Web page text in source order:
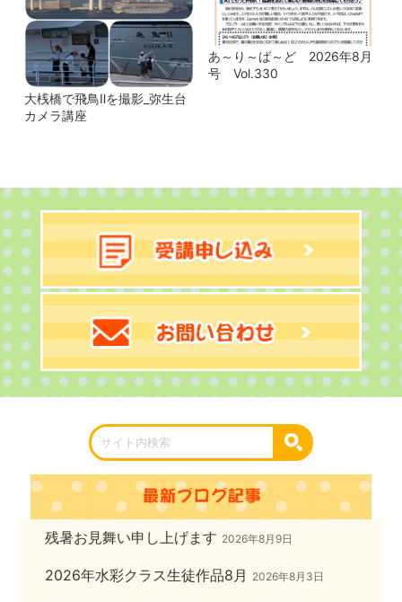
大桟橋で飛鳥Ⅱを撮影_弥生台
カメラ講座
あ～り～ば～ど 2026年8月
号 Vol.330
残暑お見舞い申し上げます 2026年8月9日
2026年水彩クラス生徒作品8月 2026年8月3日